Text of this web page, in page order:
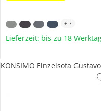
+ 7
Lieferzeit: bis zu 18
KONSIMO Einzelsofa